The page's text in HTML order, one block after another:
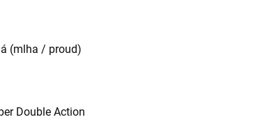
(mlha / proud)
Double Action